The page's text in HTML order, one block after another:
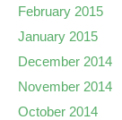
February 2015
January 2015
December 2014
November 2014
October 2014